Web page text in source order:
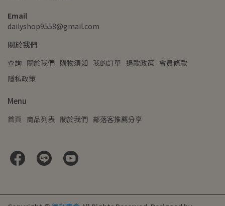
Email
dailyshop9558@gmail.com
關於我們
查詢 關於我們 購物須知 我的訂單 退款政策 會員條款
隱私政策
Menu
首頁 商品列表 關於我們 部落客推薦分享